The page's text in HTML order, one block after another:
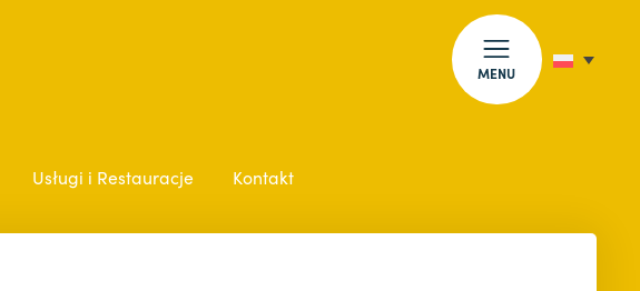
MENU
Usługi i Restauracje Kontakt